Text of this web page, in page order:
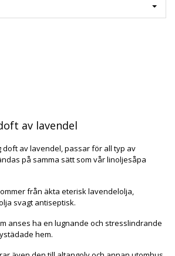
av lavendel
doft av lavendel, passar för all typ av
på samma sätt som vår linoljesåpa
från äkta eterisk lavendelolja,
svagt antiseptisk.
anses ha en lugnande och stresslindrande
hem.